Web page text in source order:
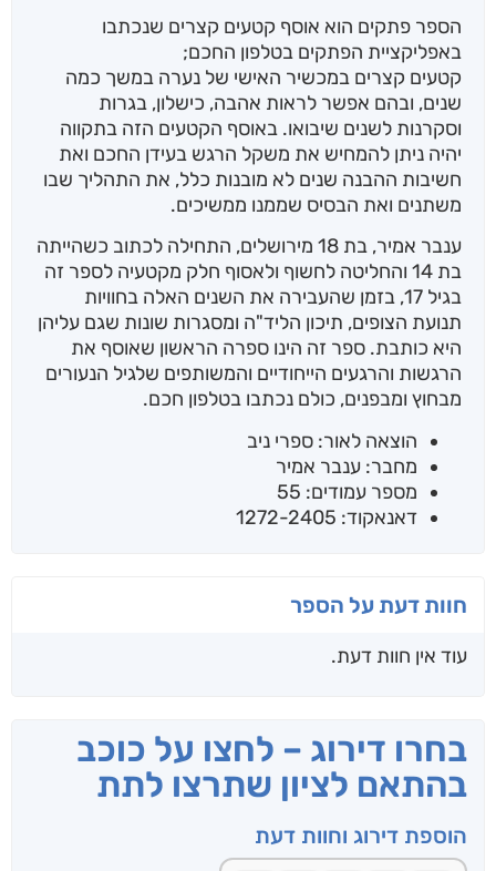
הספר פתקים הוא אוסף קטעים קצרים שנכתבו
באפליקציית הפתקים בטלפון החכם;
קטעים קצרים במכשיר האישי של נערה במשך כמה
שנים, ובהם אפשר לראות אהבה, כישלון, בגרות
וסקרנות לשנים שיבואו. באוסף הקטעים הזה בתקווה
יהיה ניתן להמחיש את משקל הרגש בעידן החכם ואת
חשיבות ההבנה שנים לא מובנות כלל, את התהליך שבו
משתנים ואת הבסיס שממנו ממשיכים.
ענבר אמיר, בת 18 מירושלים, התחילה לכתוב כשהייתה
בת 14 והחליטה לחשוף ולאסוף חלק מקטעיה לספר זה
בגיל 17, בזמן שהעבירה את השנים האלה בחוויות
תנועת הצופים, תיכון הליד"ה ומסגרות שונות שגם עליהן
היא כותבת. ספר זה הינו ספרה הראשון שאוסף את
הרגשות והרגעים הייחודיים והמשותפים שלגיל הנעורים
מבחוץ ומבפנים, כולם נכתבו בטלפון חכם.
הוצאה לאור: ספרי ניב
מחבר: ענבר אמיר
מספר עמודים: 55
דאנאקוד: 1272-2405
חוות דעת על הספר
עוד אין חוות דעת.
בחרו דירוג – לחצו על כוכב
בהתאם לציון שתרצו לתת
הוספת דירוג וחוות דעת